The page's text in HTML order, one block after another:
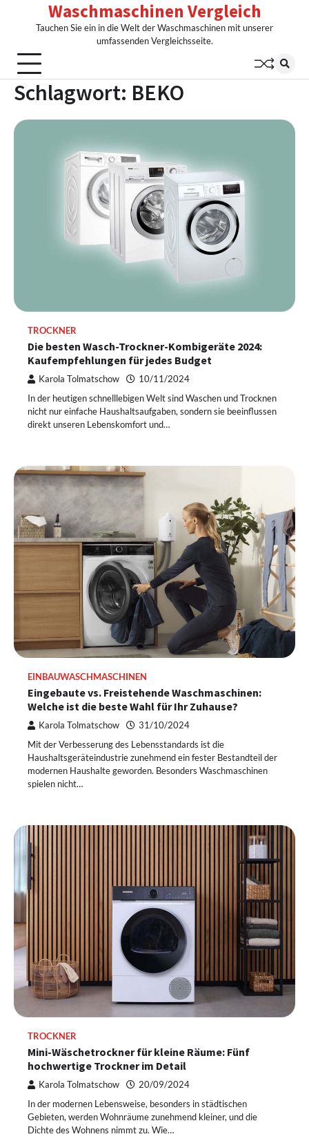
Waschmaschinen Vergleich
Tauchen Sie ein in die Welt der Waschmaschinen mit unserer
umfassenden Vergleichsseite.
Schlagwort: BEKO
TROCKNER
Die besten Wasch-Trockner-Kombigeräte 2024:
Kaufempfehlungen für jedes Budget
Karola Tolmatschow 10/11/2024
In der heutigen schnelllebigen Welt sind Waschen und Trocknen
nicht nur einfache Haushaltsaufgaben, sondern sie beeinflussen
direkt unseren Lebenskomfort und…
EINBAUWASCHMASCHINEN
Eingebaute vs. Freistehende Waschmaschinen:
Welche ist die beste Wahl für Ihr Zuhause?
Karola Tolmatschow 31/10/2024
Mit der Verbesserung des Lebensstandards ist die
Haushaltsgeräteindustrie zunehmend ein fester Bestandteil der
modernen Haushalte geworden. Besonders Waschmaschinen
spielen nicht…
TROCKNER
Mini-Wäschetrockner für kleine Räume: Fünf
hochwertige Trockner im Detail
Karola Tolmatschow 20/09/2024
In der modernen Lebensweise, besonders in städtischen
Gebieten, werden Wohnräume zunehmend kleiner, und die
Dichte des Wohnens nimmt zu. Wie…